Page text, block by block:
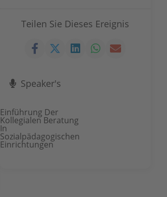
Teilen Sie Dieses Ereignis
Speaker's
Einführung Der
Kollegialen Beratung
In
Sozialpädagogischen
Einrichtungen